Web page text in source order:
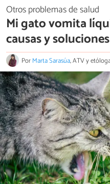
Otros problemas de salud
Mi gato vomita
causas y soluciones
PorMarta Sarasúa, ATV y